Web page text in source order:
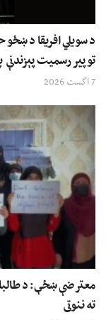
د سویلي افریقا د ښځو
توپیر رسمیت پېزندنې
7 اگست 2026
معترضې ښځې: د
ته ننوتی